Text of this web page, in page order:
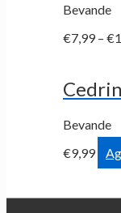
Bevande
€7,99– €
Bevande
€9,99